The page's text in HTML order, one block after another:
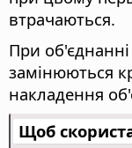
втрачаються.
При
замінюються
накладення
Щоб